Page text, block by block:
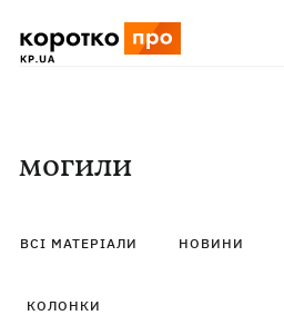
могили
ВСІ МАТЕРІАЛИ НОВИНИ
КОЛОНКИ